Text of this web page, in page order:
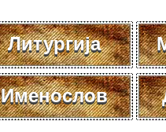
Литургија
Именослов